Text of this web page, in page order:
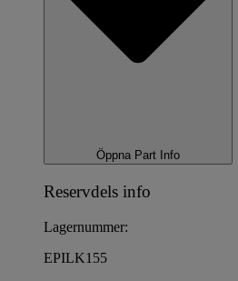
Öppna Part Info
Reservdels info
Lagernummer:
EPILK155